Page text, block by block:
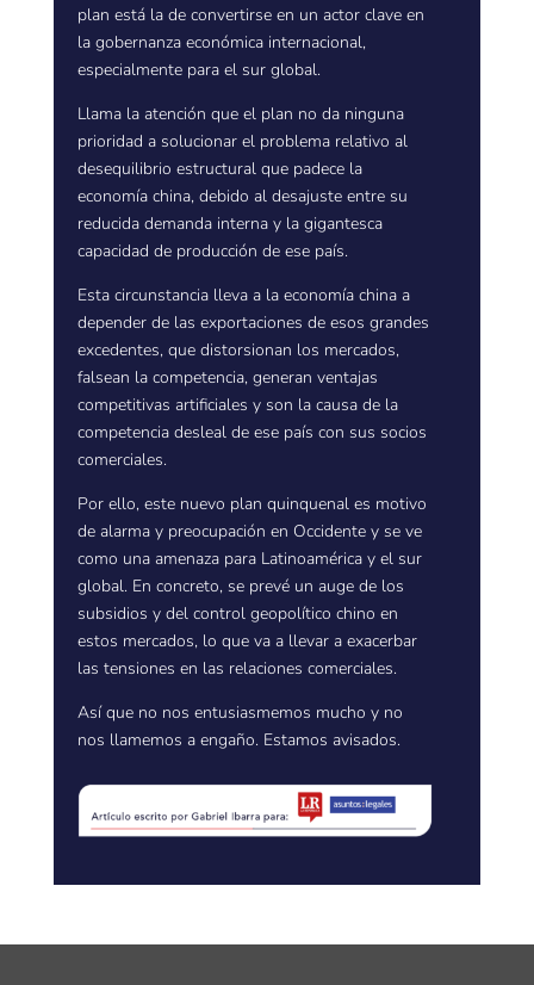
plan está la de convertirse en un actor clave en
la gobernanza económica internacional,
especialmente para el sur global.
Llama la atención que el plan no da ninguna
prioridad a solucionar el problema relativo al
desequilibrio estructural que padece la
economía china, debido al desajuste entre su
reducida demanda interna y la gigantesca
capacidad de producción de ese país.
Esta circunstancia lleva a la economía china a
depender de las exportaciones de esos grandes
excedentes, que distorsionan los mercados,
falsean la competencia, generan ventajas
competitivas artificiales y son la causa de la
competencia desleal de ese país con sus socios
comerciales.
Por ello, este nuevo plan quinquenal es motivo
de alarma y preocupación en Occidente y se ve
como una amenaza para Latinoamérica y el sur
global. En concreto, se prevé un auge de los
subsidios y del control geopolítico chino en
estos mercados, lo que va a llevar a exacerbar
las tensiones en las relaciones comerciales.
Así que no nos entusiasmemos mucho y no
nos llamemos a engaño. Estamos avisados.